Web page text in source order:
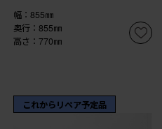
幅：855㎜
奥行：855㎜
高さ：770㎜
これからリペア予定品